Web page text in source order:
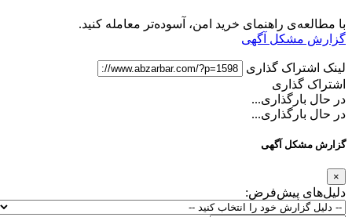
با مطالعه‌ی راهنمای خرید امن، آسوده‌تر معامله کنید.
گزارش مشکل آگهی
لینک اشتراک گذاری
اشتراک گذاری
در حال بارگذاری...
در حال بارگذاری...
گزارش مشکل آگهی
×
دلیل‌های پیش‌فرض: